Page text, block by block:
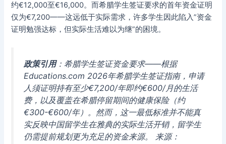
约€12,000至€16,000。而希腊学生签证要求的首年资金证明
仅为€7,200——这远低于实际需求，许多学生因此陷入”资金
证明勉强达标，但实际生活难以为继”的困境。
政策引用：希腊学生签证资金要求——根据
Educations.com 2026年希腊学生签证指南，申请
人须证明持有至少€7,200/年即约€600/月的生活
费，以及覆盖在希腊停留期间的健康保险（约
€300-€600/年）。然而，这一最低标准并不能真
实反映中国留学生在雅典的实际生活开销，留学生
仍需提前规划更为充足的资金来源。 来源：